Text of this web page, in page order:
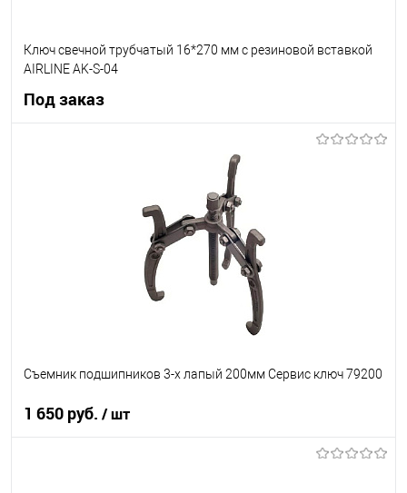
Ключ свечной трубчатый 16*270 мм с резиновой вставкой
AIRLINE AK-S-04
Под заказ
Под заказ
Съемник подшипников 3-х лапый 200мм Сервис ключ 79200
1 650 руб. / шт